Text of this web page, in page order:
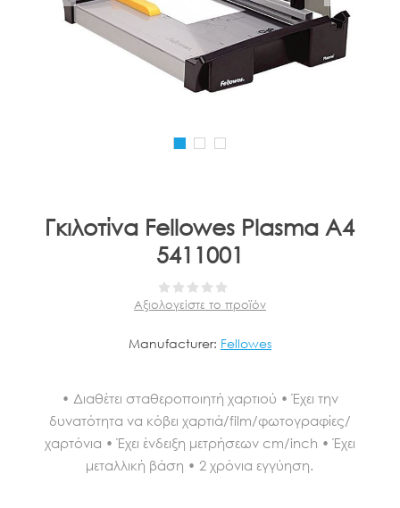
Γκιλοτίνα Fellowes Plasma A4
5411001
Αξιολογείστε το προϊόν
Manufacturer: Fellowes
• Διαθέτει σταθεροποιητή χαρτιού • Έχει την
δυνατότητα να κόβει χαρτιά/film/φωτογραφίες/
χαρτόνια • Έχει ένδειξη μετρήσεων cm/inch • Έχει
μεταλλική βάση • 2 χρόνια εγγύηση.